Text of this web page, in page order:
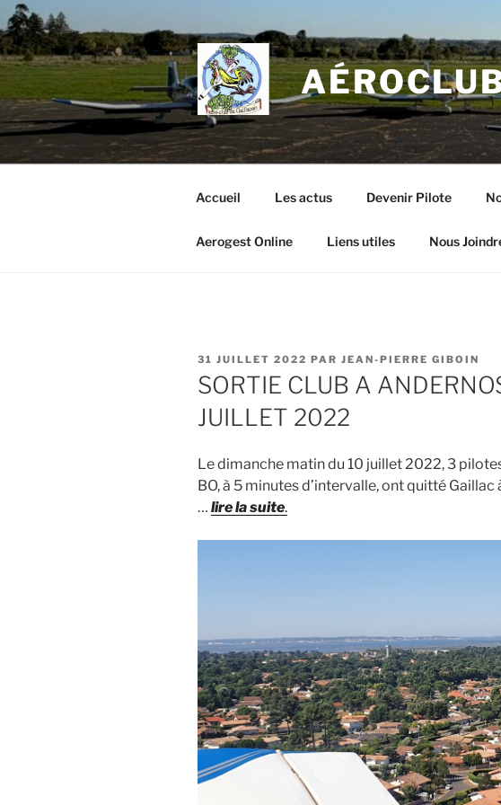
Aller
au
contenu
principal
Accueil Les actus Devenir Pilote
Aerogest Online Liens utiles Nous
PUBLIÉ
LE
31 JUILLET 2022 PAR JEAN-PIERRE GIBOIN
SORTIE CLUB A
JUILLET 2022
Le dimanche matin du 10 juillet 2022, 3
BO, à 5 minutes d’intervalle, ont quitté
… lire la suite.